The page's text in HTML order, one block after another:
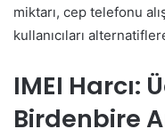
miktarı, cep telefonu
kullanıcıları
IMEI Harcı:
Birdenbire